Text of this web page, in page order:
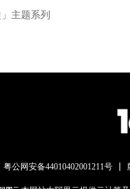
主题系列
粤公网安备44010402001211号